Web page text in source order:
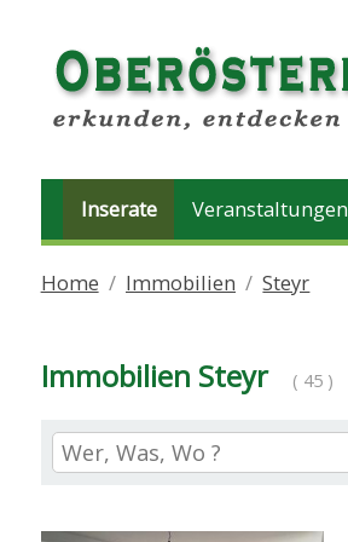
Inserate Veranstaltungen
Home Immobilien Steyr
Immobilien Steyr ( 45 )